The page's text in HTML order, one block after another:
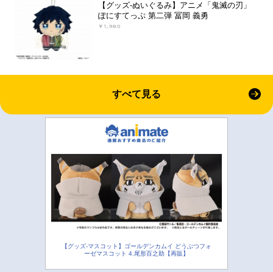
【グッズ-ぬいぐるみ】アニメ「鬼滅の刃」
ぽにすてっぷ 第二弾 冨岡 義勇
￥1,980
すべて見る
【グッズ-マスコット】ゴールデンカムイ どうぶつフォ
ーゼマスコット 4.尾形百之助【再販】